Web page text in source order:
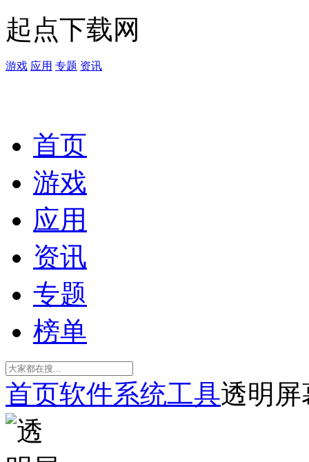
起点下载网
游戏 应用 专题 资讯
首页
游戏
应用
资讯
专题
榜单
首页软件系统工具透明屏